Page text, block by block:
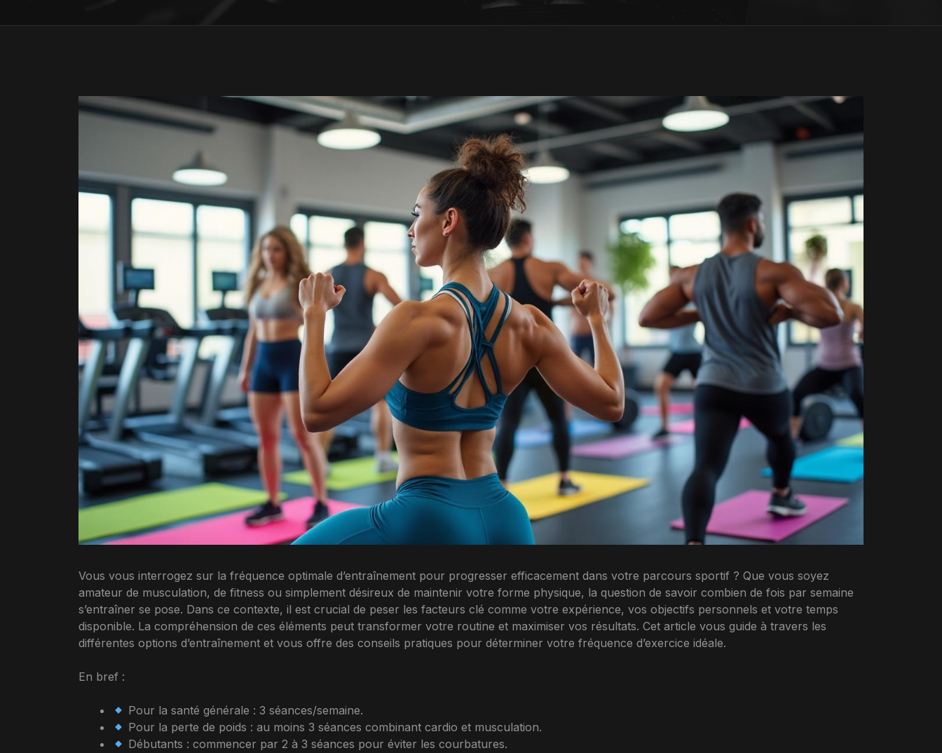
Vous vous interrogez sur la fréquence optimale d’entraînement pour progresser efficacement dans votre parcours sportif ? Que vous soyez
amateur de musculation, de fitness ou simplement désireux de maintenir votre forme physique, la question de savoir combien de fois par semaine
s’entraîner se pose. Dans ce contexte, il est crucial de peser les facteurs clé comme votre expérience, vos objectifs personnels et votre temps
disponible. La compréhension de ces éléments peut transformer votre routine et maximiser vos résultats. Cet article vous guide à travers les
différentes options d’entraînement et vous offre des conseils pratiques pour déterminer votre fréquence d’exercice idéale.
En bref :
Pour la santé générale : 3 séances/semaine.
Pour la perte de poids : au moins 3 séances combinant cardio et musculation.
Débutants : commencer par 2 à 3 séances pour éviter les courbatures.